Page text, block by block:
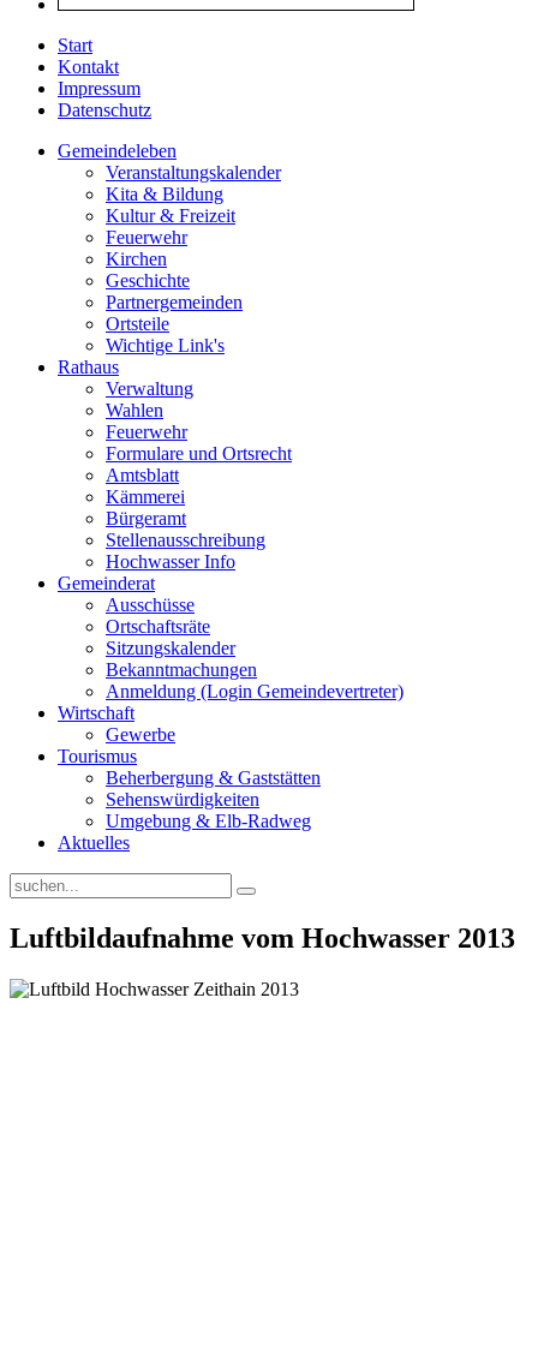
Start
Kontakt
Impressum
Datenschutz
Gemeindeleben
Veranstaltungskalender
Kita & Bildung
Kultur & Freizeit
Feuerwehr
Kirchen
Geschichte
Partnergemeinden
Ortsteile
Wichtige Link's
Rathaus
Verwaltung
Wahlen
Feuerwehr
Formulare und Ortsrecht
Amtsblatt
Kämmerei
Bürgeramt
Stellenausschreibung
Hochwasser Info
Gemeinderat
Ausschüsse
Ortschaftsräte
Sitzungskalender
Bekanntmachungen
Anmeldung (Login Gemeindevertreter)
Wirtschaft
Gewerbe
Tourismus
Beherbergung & Gaststätten
Sehenswürdigkeiten
Umgebung & Elb-Radweg
Aktuelles
Luftbildaufnahme vom Hochwasser 2013